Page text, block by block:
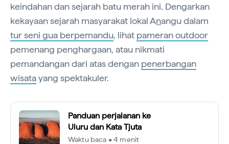
keindahan dan sejarah batu merah ini. Dengarkan
kekayaan sejarah masyarakat lokal Anangu dalam
tur seni gua berpemandu, lihat pameran outdoor
pemenang penghargaan, atau nikmati
pemandangan dari atas dengan penerbangan
wisatayang spektakuler.
Panduan perjalanan ke
Uluru dan Kata Tjuta
Waktu baca • 4 menit